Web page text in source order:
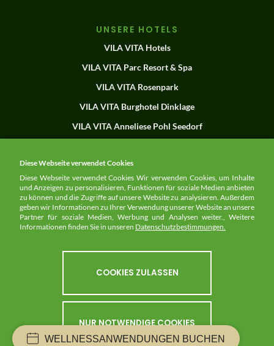
UNSERE HOTELS
VILA VITA Hotels
VILA VITA Parc Resort & Spa
VILA VITA Rosenpark
VILA VITA Burghotel Dinklage
VILA VITA Anneliese Pohl Seedorf
NEWSLETTER
HIER ANMELDEN
FOLGEN SIE UNS
® 2026 Vila Vita Hotels. Alle Rechte vorbehalten.
Diese Webseite verwendet Cookies
Diese Webseite verwendet Cookies Wir verwenden Cookies, um Inhalte
und Anzeigen zu personalisieren, Funktionen für soziale Medien anbieten
zu können und die Zugriffe auf unsere Website zu analysieren. Außerdem
geben wir Informationen zu Ihrer Verwendung unserer Website an unsere
Partner für soziale Medien, Werbung und Analysen weiter., Weitere
Informationen finden Sie in unseren Datenschutzbestimmungen.
COOKIES ZULASSEN
NUR NOTWENDIGE COOKIES
WELLNESSANWENDUNGEN BUCHEN